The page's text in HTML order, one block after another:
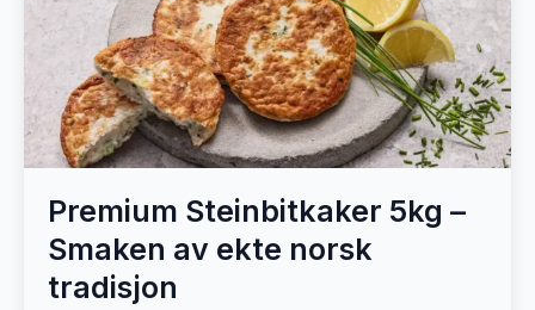
Premium Steinbitkaker 5kg –
Smaken av ekte norsk
tradisjon